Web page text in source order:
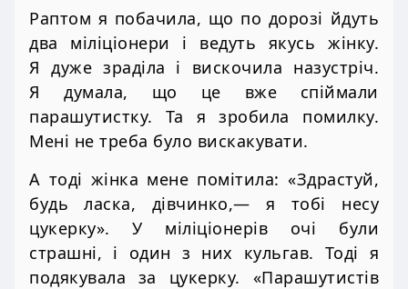
Раптом я побачила, що по дорозі йдуть
два міліціонери і ведуть якусь жінку.
Я дуже зраділа і вискочила назустріч.
Я думала, що це вже спіймали
парашутистку. Та я зробила помилку.
Мені не треба було вискакувати.
А тоді жінка мене помітила: «Здрастуй,
будь ласка, дівчинко,— я тобі несу
цукерку». У міліціонерів очі були
страшні, і один з них кульгав. Тоді я
подякувала за цукерку. «Парашутистів